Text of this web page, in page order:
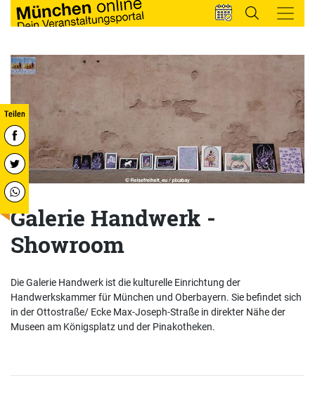
Galerie Handwerk -
Showroom
Die Galerie Handwerk ist die kulturelle Einrichtung der
Handwerkskammer für München und Oberbayern. Sie befindet sich
in der Ottostraße/ Ecke Max-Joseph-Straße in direkter Nähe der
Museen am Königsplatz und der Pinakotheken.